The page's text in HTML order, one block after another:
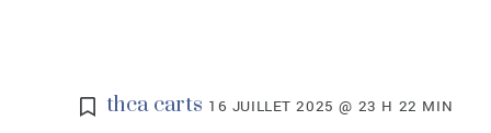
thca carts 16 JUILLET 2025 @ 23 H 22 MIN